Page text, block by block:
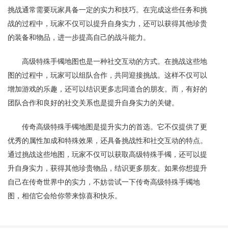
挑战通常需要玩家具备一定的实力和技巧。在完成这些任务和挑
战的过程中，玩家不仅可以提升自身实力，还可以获得其他珍贵
的装备和物品，进一步提高自己的战斗能力。
高级特殊手镯地图也是一种社交互动的方式。在挑战这些地
图的过程中，玩家可以组队合作，共同迎接挑战。这样不仅可以
增加游戏的乐趣，还可以结识更多志同道合的朋友。而，有好的
团队合作和良好的社交关系也是提升自身实力的关键。
传奇高级特殊手镯地图是提升实力的首选。它不仅提供了更
优秀的属性加成和特殊效果，还具备挑战性和社交互动的特点。
通过挑战这些地图，玩家不仅可以获取高级特殊手镯，还可以提
升自身实力，获得其他珍贵物品，结识更多朋友。如果你想提升
自己在传奇世界中的实力，不妨尝试一下传奇高级特殊手镯地
图，相信它会给你带来惊喜和快乐。